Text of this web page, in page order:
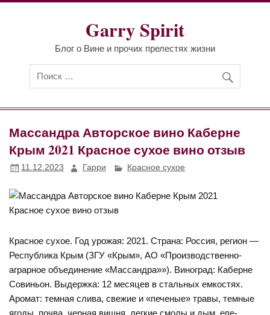
Перейти
Garry Spirit
Блог о Вине и прочих прелестях жизни
Массандра Авторское вино Каберне
Крым 2021 Красное сухое вино отзыв
11.12.2023 Гарри Красное сухое
Красное сухое. Год урожая: 2021. Страна: Россия, регион —
Республика Крым (ЗГУ «Крым», АО «Производственно-
аграрное объединение «Массандра»»). Виноград: Каберне
Совиньон. Выдержка: 12 месяцев в стальных емкостях.
Аромат: темная слива, свежие и «печеные» травы, темные
ягоды, почва, черная вишня, легкие смолы и дым, еле-